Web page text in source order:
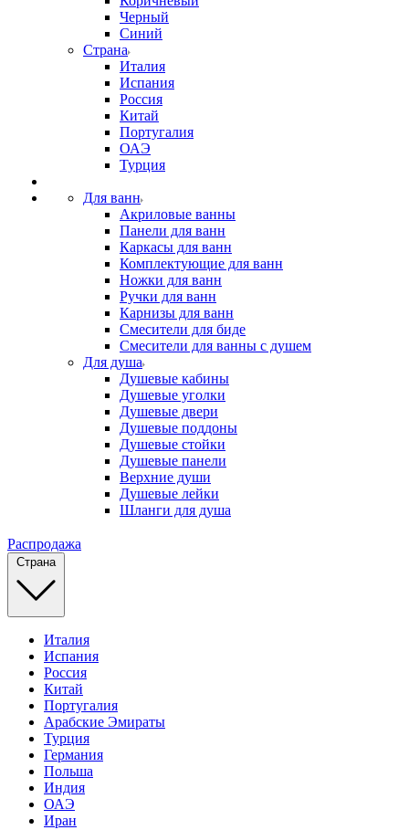
Черный
Синий
Страна
Италия
Испания
Россия
Китай
Португалия
ОАЭ
Турция
Для ванн
Акриловые ванны
Панели для ванн
Каркасы для ванн
Комплектующие для ванн
Ножки для ванн
Ручки для ванн
Карнизы для ванн
Смесители для биде
Смесители для ванны с душем
Для душа
Душевые кабины
Душевые уголки
Душевые двери
Душевые поддоны
Душевые стойки
Душевые панели
Верхние души
Душевые лейки
Шланги для душа
Распродажа
Страна
Италия
Испания
Россия
Китай
Португалия
Арабские Эмираты
Турция
Германия
Польша
Индия
ОАЭ
Иран